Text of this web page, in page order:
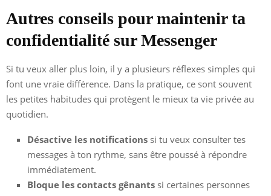
Autres conseils pour maintenir ta
confidentialité sur Messenger
Si tu veux aller plus loin, il y a plusieurs réflexes simples qui
font une vraie différence. Dans la pratique, ce sont souvent
les petites habitudes qui protègent le mieux ta vie privée au
quotidien.
Désactive les notifications si tu veux consulter tes
messages à ton rythme, sans être poussé à répondre
immédiatement.
Bloque les contacts gênants si certaines personnes